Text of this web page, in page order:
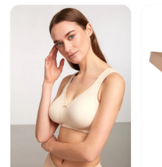
296 12